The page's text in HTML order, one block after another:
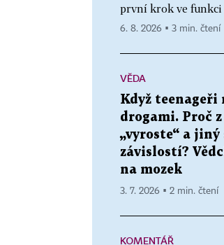
první krok ve funkci
6. 8. 2026 ▪ 3 min. čtení
VĚDA
Když
drogami. Proč
„vyroste“ a jiný
závislostí?
na mozek
3. 7. 2026 ▪ 2 min. čtení
KOMENTÁŘ